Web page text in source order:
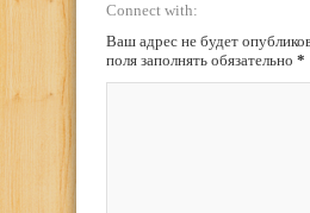
Connect with:
Ваш адрес не будет
поля заполнять обязательно *